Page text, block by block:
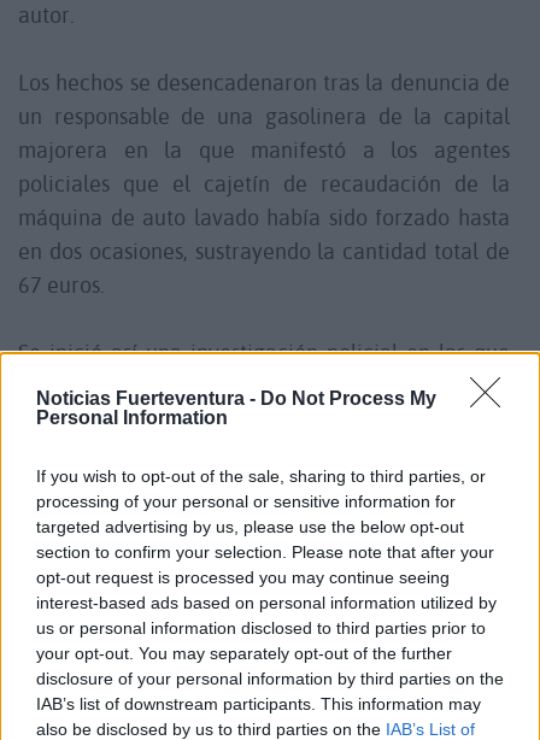
Noticias Fuerteventura - Do Not Process My
Personal Information
If you wish to opt-out of the sale, sharing to third parties, or
processing of your personal or sensitive information for
targeted advertising by us, please use the below opt-out
section to confirm your selection. Please note that after your
opt-out request is processed you may continue seeing
interest-based ads based on personal information utilized by
us or personal information disclosed to third parties prior to
your opt-out. You may separately opt-out of the further
disclosure of your personal information by third parties on the
IAB’s list of downstream participants. This information may
also be disclosed by us to third parties on the IAB’s List of
autor.
Los hechos se desencadenaron tras la denuncia de
un responsable de una gasolinera de la capital
majorera en la que manifestó a los agentes
policiales que el cajetín de recaudación de la
máquina de auto lavado había sido forzado hasta
en dos ocasiones, sustrayendo la cantidad total de
67 euros.
Se inició así una investigación policial en las que
los agentes de la Policía Nacional lograron
identificar al presunto autor de los hechos, un
policiales, siendo posteriormente localizado y
detenido por un delito de robo con fuerza.
Instruido el correspondiente atestado policial, el
detenido fue puesto a disposición de la Autoridad
Judicial competente.
La intervención policial fue llevada a cabo por